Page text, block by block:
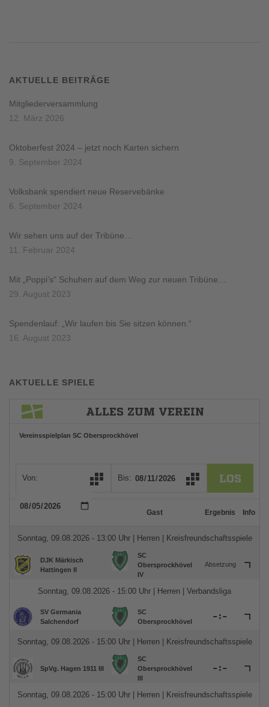
AKTUELLE BEITRÄGE
Mitgliederversammlung
12. März 2026
Oktoberfest 2024 – jetzt noch Karten sichern
9. September 2024
Volksbank spendiert neue Reservebänke
6. September 2024
Wir sehen uns auf der Tribüne…
11. Februar 2024
Mit „Poppi’s“ Schuhen auf dem Weg zur neuen Tribüne…
29. August 2023
Spendenlauf: „Wir laufen bis Sie sitzen können.“
16. August 2023
AKTUELLE SPIELE